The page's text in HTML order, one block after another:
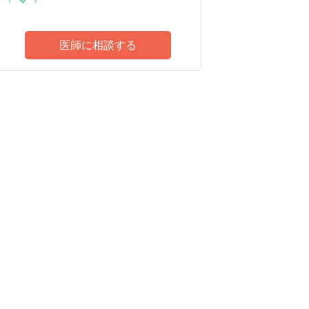
医師に相談する